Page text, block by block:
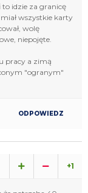
to idzie za granicę
wszystkie karty
wolę
niepojęte.
pracy a zimą
"ogranym"
ODPOWIEDZ
+1